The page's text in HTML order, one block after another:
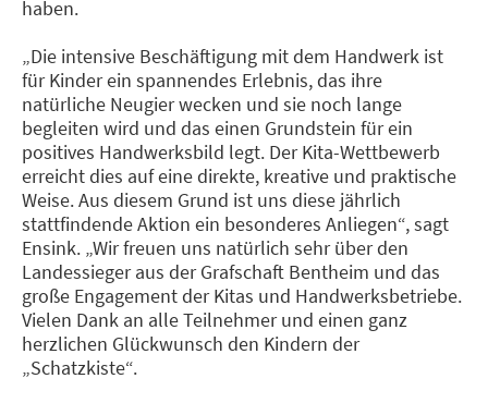
haben.
„Die intensive Beschäftigung mit dem Handwerk ist
für Kinder ein spannendes Erlebnis, das ihre
natürliche Neugier wecken und sie noch lange
begleiten wird und das einen Grundstein für ein
positives Handwerksbild legt. Der Kita-Wettbewerb
erreicht dies auf eine direkte, kreative und praktische
Weise. Aus diesem Grund ist uns diese jährlich
stattfindende Aktion ein besonderes Anliegen“, sagt
Ensink. „Wir freuen uns natürlich sehr über den
Landessieger aus der Grafschaft Bentheim und das
große Engagement der Kitas und Handwerksbetriebe.
Vielen Dank an alle Teilnehmer und einen ganz
herzlichen Glückwunsch den Kindern der
„Schatzkiste“.